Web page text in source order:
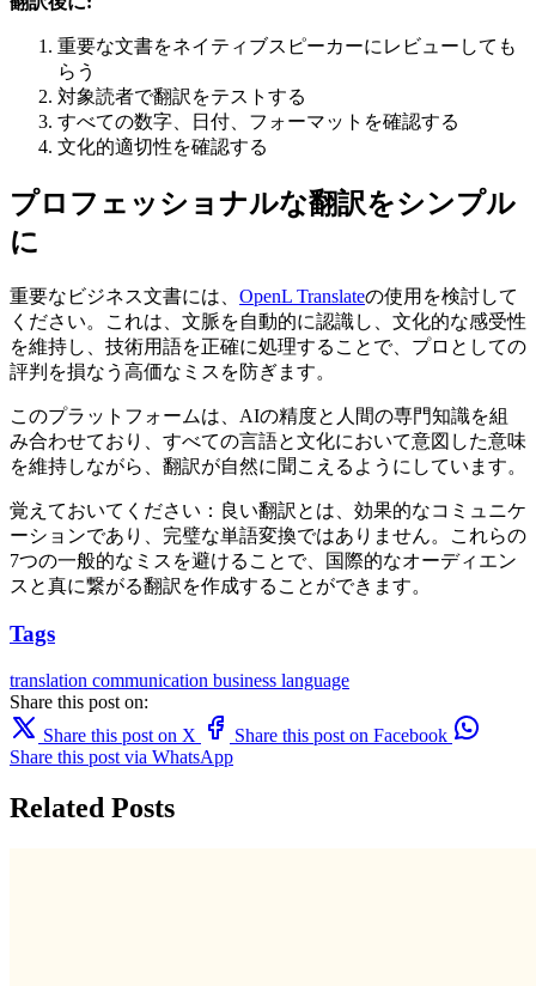
重要な文書をネイティブスピーカーにレビューしても
らう
対象読者で翻訳をテストする
すべての数字、日付、フォーマットを確認する
文化的適切性を確認する
プロフェッショナルな翻訳をシンプル
に
重要なビジネス文書には、 OpenL Translateの使用を検討して
ください。これは、文脈を自動的に認識し、文化的な感受性
を維持し、技術用語を正確に処理することで、プロとしての
評判を損なう高価なミスを防ぎます。
このプラットフォームは、AIの精度と人間の専門知識を組
み合わせており、すべての言語と文化において意図した意味
を維持しながら、翻訳が自然に聞こえるようにしています。
覚えておいてください：良い翻訳とは、効果的なコミュニケ
ーションであり、完璧な単語変換ではありません。これらの
7つの一般的なミスを避けることで、国際的なオーディエン
スと真に繋がる翻訳を作成することができます。
Tags
translation communication business language
Share this post on:
Share this post on X
Share this post on Facebook
Share this post via WhatsApp
Related Posts